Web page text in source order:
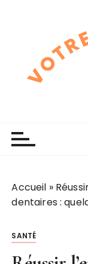
Accueil »
dentaires :
SANTÉ